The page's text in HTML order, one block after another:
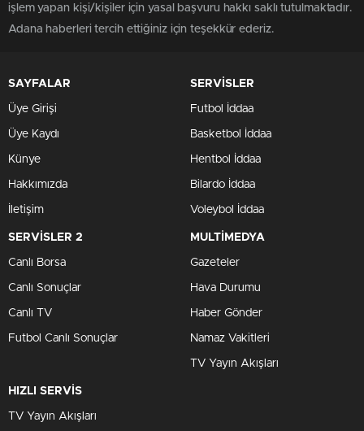
işlem yapan kişi/kişiler için yasal başvuru hakkı saklı tutulmaktadır.
Adana haberleri tercih ettiğiniz için teşekkür ederiz.
SAYFALAR
Üye Girişi
Üye Kaydı
Künye
Hakkımızda
İletişim
SERVİSLER
Futbol İddaa
Basketbol İddaa
Hentbol İddaa
Bilardo İddaa
Voleybol İddaa
SERVİSLER 2
Canlı Borsa
Canlı Sonuçlar
Canlı TV
Futbol Canlı Sonuçlar
MULTİMEDYA
Gazeteler
Hava Durumu
Haber Gönder
Namaz Vakitleri
TV Yayın Akışları
HIZLI SERVİS
TV Yayın Akışları